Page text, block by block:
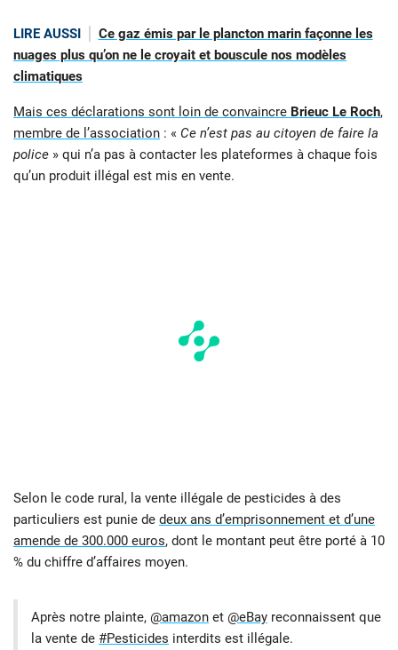
LIRE AUSSI
Ce gaz émis par le plancton marin façonne les
nuages plus qu’on ne le croyait et bouscule nos modèles
climatiques
Mais ces déclarations sont loin de convaincre Brieuc Le Roch,
membre de l’association : « Ce n’est pas au citoyen de faire la
police » qui n’a pas à contacter les plateformes à chaque fois
qu’un produit illégal est mis en vente.
Selon le code rural, la vente illégale de pesticides à des
particuliers est punie de deux ans d’emprisonnement et d’une
amende de 300.000 euros, dont le montant peut être porté à 10
% du chiffre d’affaires moyen.
Après notre plainte, @amazon et @eBay reconnaissent que
la vente de #Pesticides interdits est illégale.